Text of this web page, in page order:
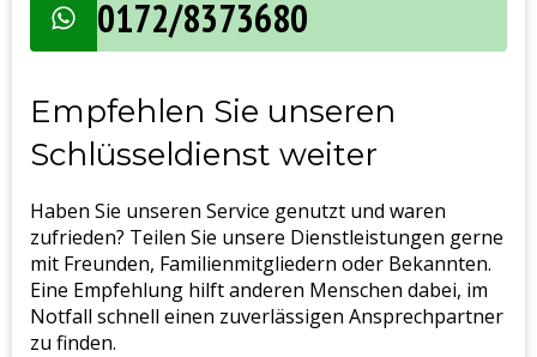
0172/8373680
Empfehlen Sie unseren
Schlüsseldienst weiter
Haben Sie unseren Service genutzt und waren
zufrieden? Teilen Sie unsere Dienstleistungen gerne
mit Freunden, Familienmitgliedern oder Bekannten.
Eine Empfehlung hilft anderen Menschen dabei, im
Notfall schnell einen zuverlässigen Ansprechpartner
zu finden.